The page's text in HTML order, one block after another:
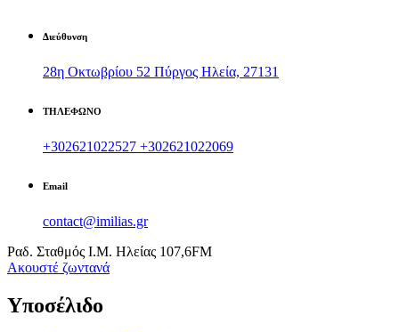
Διεύθυνση
28η Οκτωβρίου 52 Πύργος Ηλεία, 27131
ΤΗΛΕΦΩΝΟ
+302621022527 +302621022069
Email
contact@imilias.gr
Ραδ. Σταθμός Ι.Μ. Ηλείας 107,6FM
Aκουστέ ζωντανά
Υποσέλιδο